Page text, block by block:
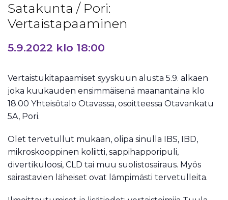
Satakunta / Pori:
Vertaistapaaminen
5.9.2022 klo 18:00
Vertaistukitapaamiset syyskuun alusta 5.9. alkaen
joka kuukauden ensimmäisenä maanantaina klo
18.00 Yhteisötalo Otavassa, osoitteessa Otavankatu
5A, Pori.
Olet tervetullut mukaan, olipa sinulla IBS, IBD,
mikroskooppinen koliitti, sappihapporipuli,
divertikuloosi, CLD tai muu suolistosairaus. Myös
sairastavien läheiset ovat lämpimästi tervetulleita.